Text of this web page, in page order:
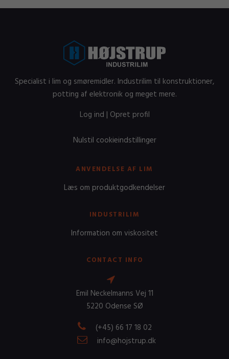
Specialist i lim og smøremidler. Industrilim til konstruktioner,
potting af elektronik og meget mere.
Log ind | Opret profil
Nulstil cookieindstillinger
ANVENDELSE AF LIM
Læs om produktgodkendelser
INDUSTRILIM
Information om viskositet
CONTACT INFO
Emil Neckelmanns Vej 11
5220 Odense SØ
(+45) 66 17 18 02
info@hojstrup.dk